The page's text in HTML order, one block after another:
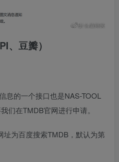
、豆瓣）
息的一个接口也是NAS-TOOL
们在TMDB官网进行申请。
址为百度搜索TMDB，默认为第